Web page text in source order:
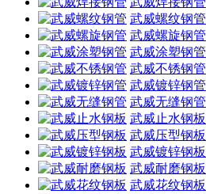
武威螺纹钢管
武威螺旋钢管
武威涂塑钢管
武威不锈钢管
武威镀锌钢管
武威无缝钢管
武威止水钢板
武威压型钢板
武威镀锌钢板
武威耐磨钢板
武威花纹钢板